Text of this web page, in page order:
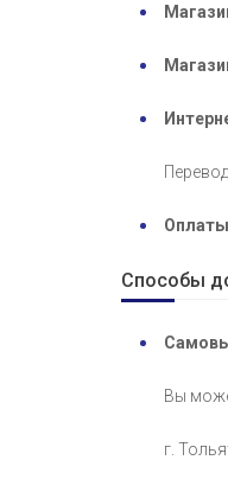
Способы
Вы
г.